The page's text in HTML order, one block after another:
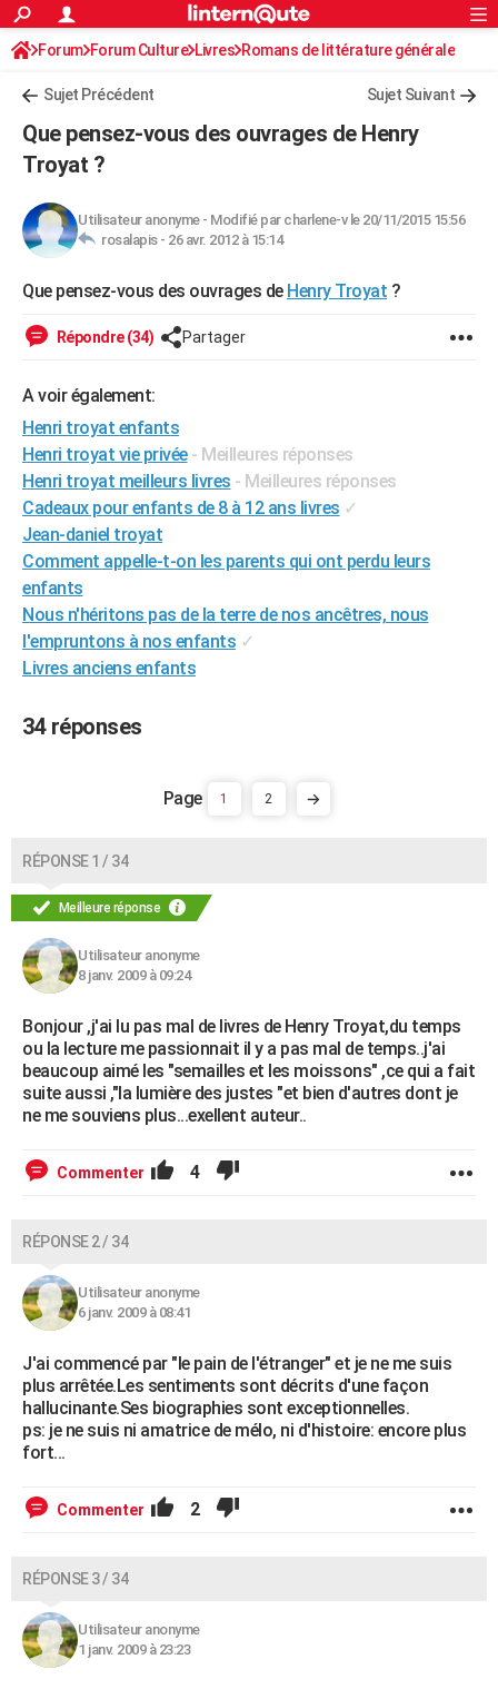
ACTUALITÉS
Politique
Société
Faits Divers
Education
Monde
Villes
+
Programme TV
TNTStreaming
Cinéma
Sorties cinéma
Musique
+FINANCE
Retraite
Impôts
Epargne
Immobilier
Risques naturels par ville
Banque
Assurance
Crédit
AUTO
Essais
Réserver un essai
Citadines
Berlines
SUV
Forum auto
+HIGH-TECH
Mobiles
Meilleur smartphone
Internet
Ordinateurs
Jeux vidéo
Guide high-tech
+BRICOLAGE
Forum
Aménagement intérieur
Extérieur
Cuisine
Salle de bains
Jardinage
Rangement
WEEK-END
LIFESTYLE
Art de vivre
Bien-être
Loisirs
Mode
Modes de vie
SANTE
Alimentation
Guide de la santé
Maladies
Médicaments
Sommeil
VOYAGE
Destinations
City break
Voyage nature
Voyage de noces
Forum
Climat
+PHOTO
GUIDES D'ACHAT
BONS PLANS
CARTE DE VOEUX
Bricolage
Lifestyle
Culture
Sport
Auto
Television
Voyage
Cinema
Rechercher
S'inscrire
Connexion
Forum Forum Culture Livres Romans de littérature générale
Sujet Précédent Sujet Suivant
Que pensez-vous des ouvrages de Henry
Troyat ?
Utilisateur anonyme- Modifié par charlene-v le 20/11/2015 15:56
rosalapis - 26 avr. 2012 à 15:14
Que pensez-vous des ouvrages de Henry Troyat ?
Répondre (34) Partager
A voir également:
Henri troyat enfants
Henri troyat vie privée - Meilleures réponses
Henri troyat meilleurs livres - Meilleures réponses
Cadeaux pour enfants de 8 à 12 ans livres ✓
Jean-daniel troyat
Comment appelle-t-on les parents qui ont perdu leurs
enfants
Nous n'héritons pas de la terre de nos ancêtres, nous
l'empruntons à nos enfants ✓
Livres anciens enfants
34 réponses
1 2
RÉPONSE 1 / 34
Meilleure réponse
Utilisateur anonyme
8 janv. 2009 à 09:24
Bonjour ,j'ai lu pas mal de livres de Henry Troyat,du temps
ou la lecture me passionnait il y a pas mal de temps..j'ai
beaucoup aimé les "semailles et les moissons" ,ce qui a fait
suite aussi ,"la lumière des justes "et bien d'autres dont je
ne me souviens plus...exellent auteur..
Commenter 4
RÉPONSE 2 / 34
Utilisateur anonyme
6 janv. 2009 à 08:41
J'ai commencé par "le pain de l'étranger" et je ne me suis
plus arrêtée.Les sentiments sont décrits d'une façon
hallucinante.Ses biographies sont exceptionnelles.
ps: je ne suis ni amatrice de mélo, ni d'histoire: encore plus
fort...
Commenter 2
RÉPONSE 3 / 34
Utilisateur anonyme
1 janv. 2009 à 23:23